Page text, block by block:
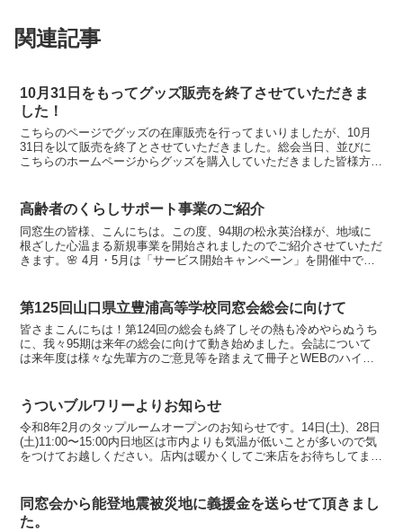
関連記事
10月31日をもってグッズ販売を終了させていただきま
した！
こちらのページでグッズの在庫販売を行ってまいりましたが、10月
31日を以て販売を終了とさせていただきました。総会当日、並びに
こちらのホームページからグッズを購入していただきました皆様方誠
高齢者のくらしサポート事業のご紹介
同窓生の皆様、こんにちは。この度、94期の松永英治様が、地域に
根ざした心温まる新規事業を開始されましたのでご紹介させていただ
きます。🌸 4月・5月は「サービス開始キャンペーン」を開催中です
第125回山口県立豊浦高等学校同窓会総会に向けて
皆さまこんにちは！第124回の総会も終了しその熱も冷めやらぬうち
に、我々95期は来年の総会に向けて動き始めました。会誌について
は来年度は様々な先輩方のご意見等を踏まえて冊子とWEBのハイブ
うついブルワリーよりお知らせ
令和8年2月のタップルームオープンのお知らせです。14日(土)、28日
(土)11:00〜15:00内日地区は市内よりも気温が低いことが多いので気
をつけてお越しください。店内は暖かくしてご来店をお待ちしてます
同窓会から能登地震被災地に義援金を送らせて頂きまし
た。